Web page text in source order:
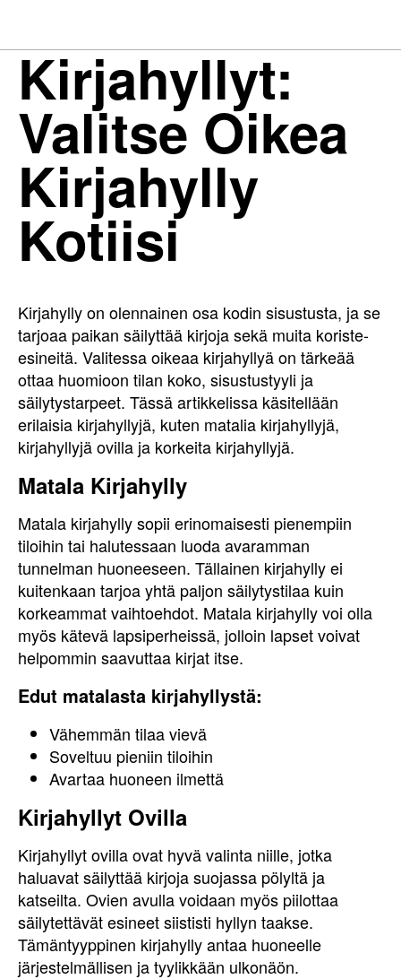
Kirjahyllyt:
Valitse Oikea
Kirjahylly
Kotiisi
Kirjahylly on olennainen osa kodin sisustusta, ja se
tarjoaa paikan säilyttää kirjoja sekä muita koriste-
esineitä. Valitessa oikeaa kirjahyllyä on tärkeää
ottaa huomioon tilan koko, sisustustyyli ja
säilytystarpeet. Tässä artikkelissa käsitellään
erilaisia kirjahyllyjä, kuten matalia kirjahyllyjä,
kirjahyllyjä ovilla ja korkeita kirjahyllyjä.
Matala Kirjahylly
Matala kirjahylly sopii erinomaisesti pienempiin
tiloihin tai halutessaan luoda avaramman
tunnelman huoneeseen. Tällainen kirjahylly ei
kuitenkaan tarjoa yhtä paljon säilytystilaa kuin
korkeammat vaihtoehdot. Matala kirjahylly voi olla
myös kätevä lapsiperheissä, jolloin lapset voivat
helpommin saavuttaa kirjat itse.
Edut matalasta kirjahyllystä:
Vähemmän tilaa vievä
Soveltuu pieniin tiloihin
Avartaa huoneen ilmettä
Kirjahyllyt Ovilla
Kirjahyllyt ovilla ovat hyvä valinta niille, jotka
haluavat säilyttää kirjoja suojassa pölyltä ja
katseilta. Ovien avulla voidaan myös piilottaa
säilytettävät esineet siististi hyllyn taakse.
Tämäntyyppinen kirjahylly antaa huoneelle
järjestelmällisen ja tyylikkään ulkonäön.